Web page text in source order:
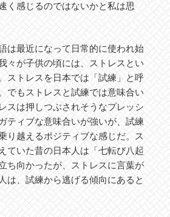
く感じるのではないかと私は思
は最近になって日常的に使われ始
々が子供の頃には、ストレスとい
ストレスを日本では「試練」と呼
でもストレスと試練では意味合い
スは押しつぶされそうなプレッシ
ティブな意味合いが強いが、試練
り越えるポジティブな感じだ。ス
ていた昔の日本人は「七転び八起
ち向かったが、ストレスに言葉が
は、試練から逃げる傾向にあると